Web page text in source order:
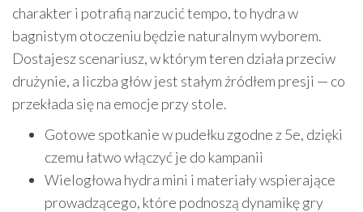
charakter i potrafią narzucić tempo, to hydra w
bagnistym otoczeniu będzie naturalnym wyborem.
Dostajesz scenariusz, w którym teren działa przeciw
drużynie, a liczba głów jest stałym źródłem presji — co
przekłada się na emocje przy stole.
Gotowe spotkanie w pudełku zgodne z 5e, dzięki
czemu łatwo włączyć je do kampanii
Wielogłowa hydra mini i materiały wspierające
prowadzącego, które podnoszą dynamikę gry